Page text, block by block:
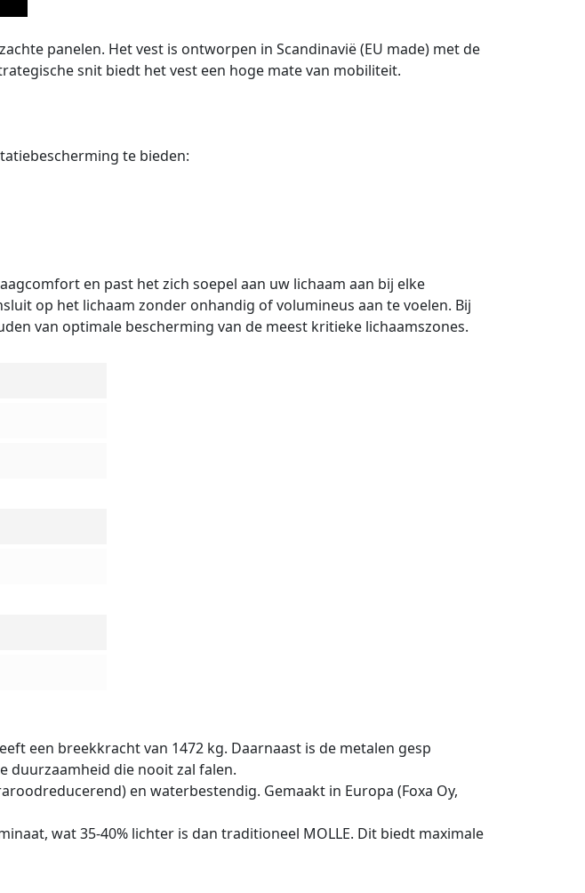
panelen. Het vest is ontworpen in Scandinavië (EU made) met de
snit biedt het vest een hoge mate van mobiliteit.
te bieden:
en past het zich soepel aan uw lichaam aan bij elke
op het lichaam zonder onhandig of volumineus aan te voelen. Bij
van optimale bescherming van de meest kritieke lichaamszones.
een breekkracht van 1472 kg. Daarnaast is de metalen gesp
duurzaamheid die nooit zal falen.
en waterbestendig. Gemaakt in Europa (Foxa Oy,
wat 35-40% lichter is dan traditioneel MOLLE. Dit biedt maximale